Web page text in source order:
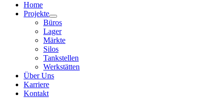
Home
Projekte
Büros
Lager
Märkte
Silos
Tankstellen
Werkstätten
Über Uns
Karriere
Kontakt